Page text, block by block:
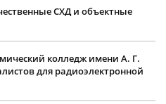
СХД и объектные
колледж имени А. Г.
для радиоэлектронной